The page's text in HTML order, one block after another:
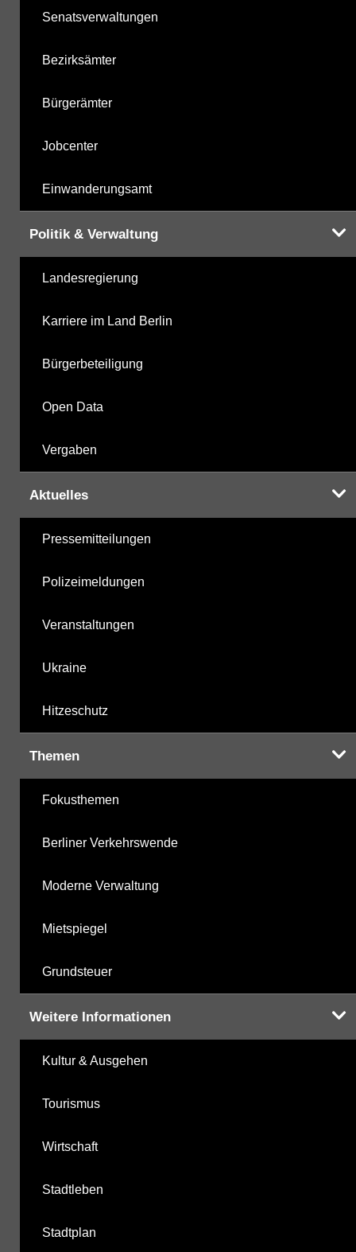
Senatsverwaltungen
Bezirksämter
Bürgerämter
Jobcenter
Einwanderungsamt
Politik & Verwaltung
Landesregierung
Karriere im Land Berlin
Bürgerbeteiligung
Open Data
Vergaben
Aktuelles
Pressemitteilungen
Polizeimeldungen
Veranstaltungen
Ukraine
Hitzeschutz
Themen
Fokusthemen
Berliner Verkehrswende
Moderne Verwaltung
Mietspiegel
Grundsteuer
Weitere Informationen
Kultur & Ausgehen
Tourismus
Wirtschaft
Stadtleben
Stadtplan